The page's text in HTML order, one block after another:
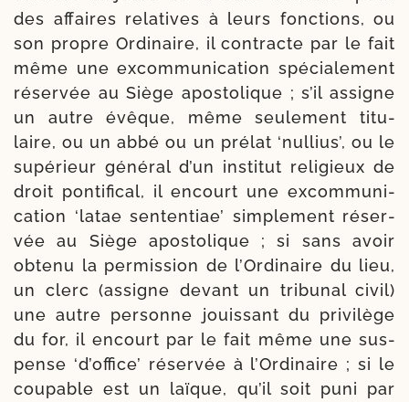
des affaires rela­tives à leurs fonc­tions, ou
son propre Ordinaire, il contracte par le fait
même une excom­mu­ni­ca­tion spé­cia­le­ment
réser­vée au Siège apos­to­lique ; s’il assigne
un autre évêque, même seule­ment titu­
laire, ou un abbé ou un pré­lat ‘nul­lius’, ou le
supé­rieur géné­ral d’un ins­ti­tut reli­gieux de
droit pon­ti­fi­cal, il encourt une excom­mu­ni­
ca­tion ‘latae sen­ten­tiae’ sim­ple­ment réser­
vée au Siège apos­to­lique ; si sans avoir
obte­nu la per­mis­sion de l’Ordinaire du lieu,
un clerc (assigne devant un tri­bu­nal civil)
une autre per­sonne jouis­sant du pri­vi­lège
du for, il encourt par le fait même une sus­
pense ‘d’office’ réser­vée à l’Ordinaire ; si le
cou­pable est un laïque, qu’il soit puni par